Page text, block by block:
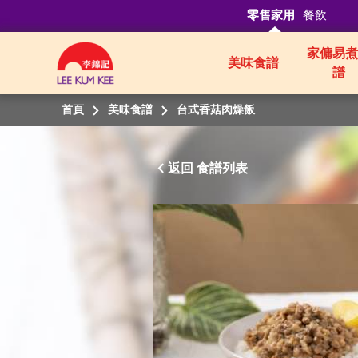
零售家用 餐飲
美味食譜
家傭易
譜
首頁 美味食譜 台式香菇肉燥飯
返回